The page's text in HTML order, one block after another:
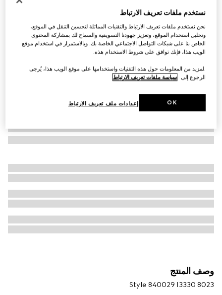
نظارات شمسية بإطار أفياتور
تنويعاتذهبي فاتح
وصف المنتج
Style ‎840029 I3330 8023
نستخدم ملفات تعريف الارتباط
نحن نستخدم ملفات تعريف الارتباط والتقنيات المماثلة لتحسين التنقل في الموقع،
وتحليل استخدام الموقع، وتعزيز جهودنا التسويقية والسماح لك بمشاركة المحتوى
الخاص بنا على شبكات التواصل الاجتماعي الخاصة بك. وبالاستمرار في استخدام موقع
الويب هذا، فإنك توافق على شروط الاستخدام هذه.
.لمزيد من المعلومات حول هذه التقنيات واستخدامها على موقع الويب هذا، يُرجى
الرجوع إلى سياسة ملفات تعريف الارتباط
إعدادات ملف تعريف الارتباط OK